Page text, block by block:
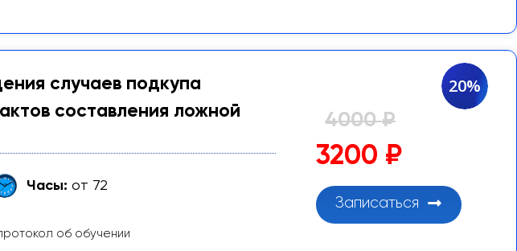
случаев подкупа
составления ложной
Часы: от 72
об обучении
20%
4000 ₽
3200 ₽
Записаться